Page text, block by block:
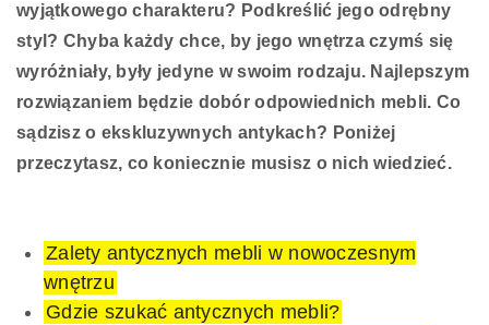
wyjątkowego charakteru? Podkreślić jego odrębny
styl? Chyba każdy chce, by jego wnętrza czymś się
wyróżniały, były jedyne w swoim rodzaju. Najlepszym
rozwiązaniem będzie dobór odpowiednich mebli. Co
sądzisz o ekskluzywnych antykach? Poniżej
przeczytasz, co koniecznie musisz o nich wiedzieć.
Zalety antycznych mebli w nowoczesnym
wnętrzu
Gdzie szukać antycznych mebli?